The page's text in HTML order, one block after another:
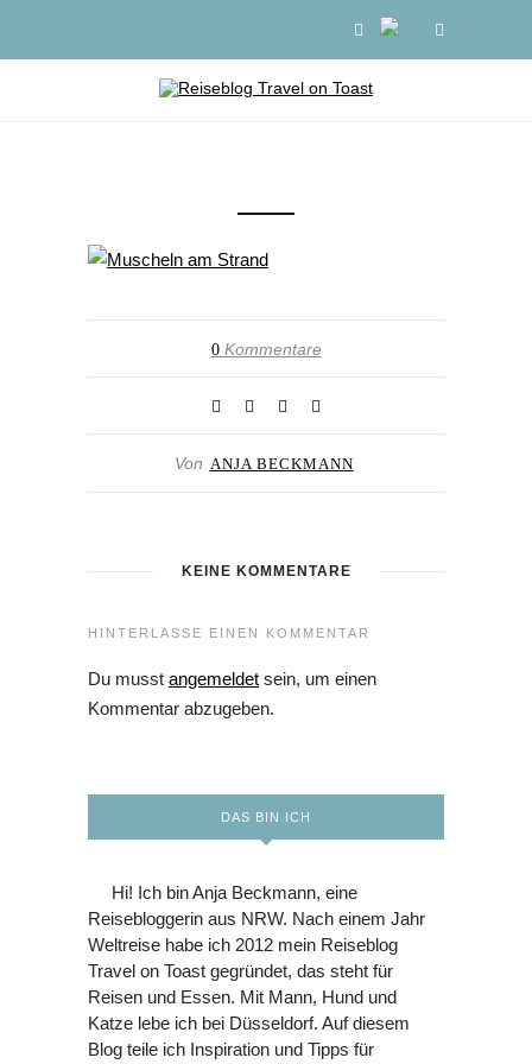
0Kommentare
Von ANJA BECKMANN
KEINE KOMMENTARE
HINTERLASSE EINEN KOMMENTAR
Du musst angemeldet sein, um einen
Kommentar abzugeben.
DAS BIN ICH
Hi! Ich bin Anja Beckmann, eine
Reisebloggerin aus NRW. Nach einem Jahr
Weltreise habe ich 2012 mein Reiseblog
Travel on Toast gegründet, das steht für
Reisen und Essen. Mit Mann, Hund und
Katze lebe ich bei Düsseldorf. Auf diesem
Blog teile ich Inspiration und Tipps für